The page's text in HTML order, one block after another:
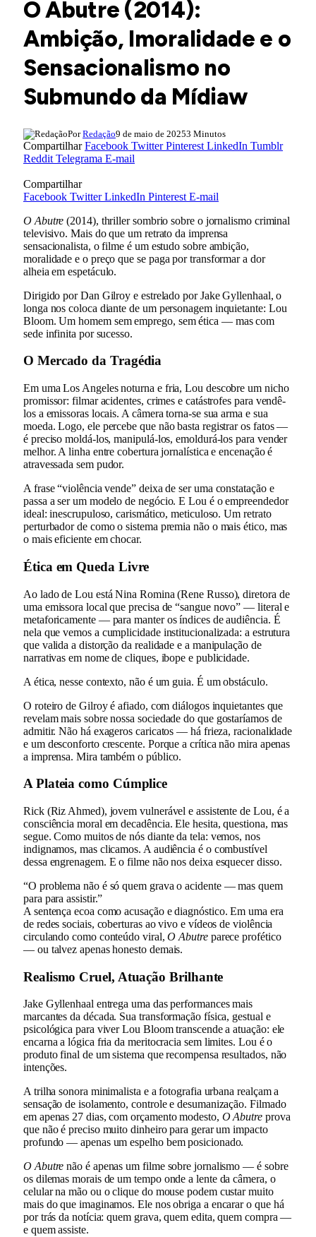
O Abutre (2014):
Ambição, Imoralidade e o
Sensacionalismo no
Submundo da Mídiaw
Por Redação9 de maio de 20253 Minutos
CompartilharFacebook Twitter Pinterest LinkedIn Tumblr
Reddit Telegrama E-mail
Compartilhar
Facebook Twitter LinkedIn Pinterest E-mail
O Abutre (2014), thriller sombrio sobre o jornalismo criminal
televisivo. Mais do que um retrato da imprensa
sensacionalista, o filme é um estudo sobre ambição,
moralidade e o preço que se paga por transformar a dor
alheia em espetáculo.
Dirigido por Dan Gilroy e estrelado por Jake Gyllenhaal, o
longa nos coloca diante de um personagem inquietante: Lou
Bloom. Um homem sem emprego, sem ética — mas com
sede infinita por sucesso.
O Mercado da Tragédia
Em uma Los Angeles noturna e fria, Lou descobre um nicho
promissor: filmar acidentes, crimes e catástrofes para vendê-
los a emissoras locais. A câmera torna-se sua arma e sua
moeda. Logo, ele percebe que não basta registrar os fatos —
é preciso moldá-los, manipulá-los, emoldurá-los para vender
melhor. A linha entre cobertura jornalística e encenação é
atravessada sem pudor.
A frase “violência vende” deixa de ser uma constatação e
passa a ser um modelo de negócio. E Lou é o empreendedor
ideal: inescrupuloso, carismático, meticuloso. Um retrato
perturbador de como o sistema premia não o mais ético, mas
o mais eficiente em chocar.
Ética em Queda Livre
Ao lado de Lou está Nina Romina (Rene Russo), diretora de
uma emissora local que precisa de “sangue novo” — literal e
metaforicamente — para manter os índices de audiência. É
nela que vemos a cumplicidade institucionalizada: a estrutura
que valida a distorção da realidade e a manipulação de
narrativas em nome de cliques, ibope e publicidade.
A ética, nesse contexto, não é um guia. É um obstáculo.
O roteiro de Gilroy é afiado, com diálogos inquietantes que
revelam mais sobre nossa sociedade do que gostaríamos de
admitir. Não há exageros caricatos — há frieza, racionalidade
e um desconforto crescente. Porque a crítica não mira apenas
a imprensa. Mira também o público.
A Plateia como Cúmplice
Rick (Riz Ahmed), jovem vulnerável e assistente de Lou, é a
consciência moral em decadência. Ele hesita, questiona, mas
segue. Como muitos de nós diante da tela: vemos, nos
indignamos, mas clicamos. A audiência é o combustível
dessa engrenagem. E o filme não nos deixa esquecer disso.
“O problema não é só quem grava o acidente — mas quem
para para assistir.”
A sentença ecoa como acusação e diagnóstico. Em uma era
de redes sociais, coberturas ao vivo e vídeos de violência
circulando como conteúdo viral,O Abutreparece profético
— ou talvez apenas honesto demais.
Realismo Cruel, Atuação Brilhante
Jake Gyllenhaal entrega uma das performances mais
marcantes da década. Sua transformação física, gestual e
psicológica para viver Lou Bloom transcende a atuação: ele
encarna a lógica fria da meritocracia sem limites. Lou é o
produto final de um sistema que recompensa resultados, não
intenções.
A trilha sonora minimalista e a fotografia urbana realçam a
sensação de isolamento, controle e desumanização. Filmado
em apenas 27 dias, com orçamento modesto, O Abutre prova
que não é preciso muito dinheiro para gerar um impacto
profundo — apenas um espelho bem posicionado.
O Abutre não é apenas um filme sobre jornalismo — é sobre
os dilemas morais de um tempo onde a lente da câmera, o
celular na mão ou o clique do mouse podem custar muito
mais do que imaginamos. Ele nos obriga a encarar o que há
por trás da notícia: quem grava, quem edita, quem compra —
e quem assiste.